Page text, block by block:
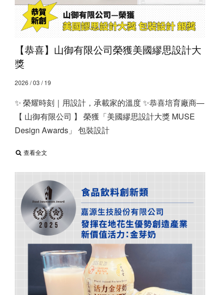
【恭喜】山御有限公司榮獲美國繆思設計大
獎
2026 / 03 / 19
✨ 榮耀時刻｜用設計，承載家的溫度 ✨ ​ 恭喜培育廠商—
【 山御有限公司 】 榮獲「美國繆思設計大獎 MUSE
Design Awards」 包裝設計
查看全文